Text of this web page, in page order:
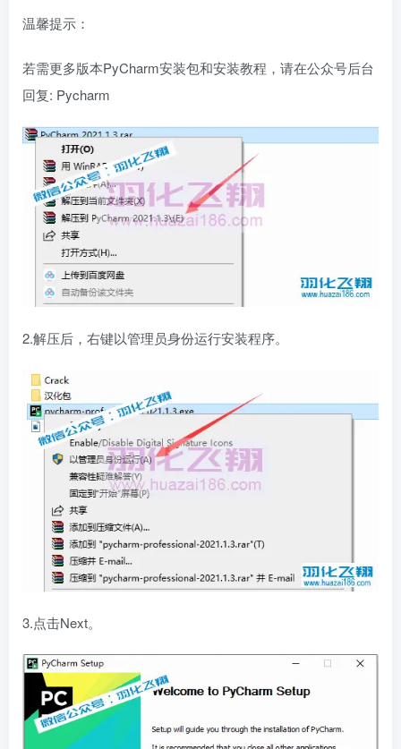
温馨提示：
若需更多版本PyCharm安装包和安装教程，请在公众号后台
回复: Pycharm
2.解压后，右键以管理员身份运行安装程序。
3.点击Next。